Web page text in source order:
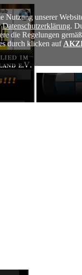
Nutzung unserer
Datenschutzerklärung.
die Regelungen
durch klicken auf